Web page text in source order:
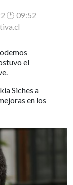
🕐 09:52
el
Siches a
en los